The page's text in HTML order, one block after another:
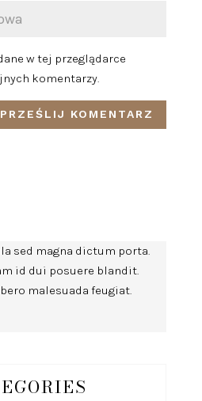
w tej przeglądarce
komentarzy.
sed magna dictum porta.
id dui posuere blandit.
malesuada feugiat.